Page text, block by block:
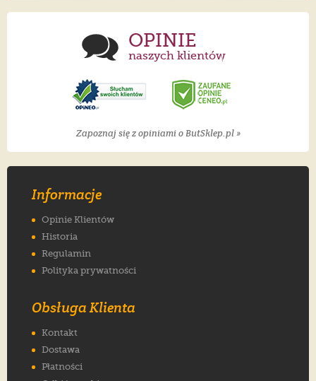
OPINIE
naszych klientów
Zapoznaj się z opiniami o ButSklep.pl »
Informacje
Opinie Klientów
Historia
Regulamin
Polityka prywatności
Obsługa Klienta
Kontakt
Dostawa
Płatności